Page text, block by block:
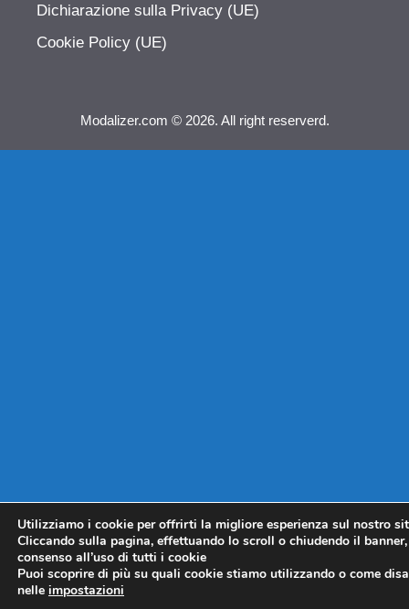
Dichiarazione sulla Privacy (UE)
Cookie Policy (UE)
Modalizer.com © 2026. All right reserverd.
Utilizziamo i cookie per offrirti la migliore esperienza sul nostro
Cliccando sulla pagina, effettuando lo scroll o chiudendo il
consenso all’uso di tutti i cookie
Puoi scoprire di più su quali cookie stiamo utilizzando o come
nelle impostazioni